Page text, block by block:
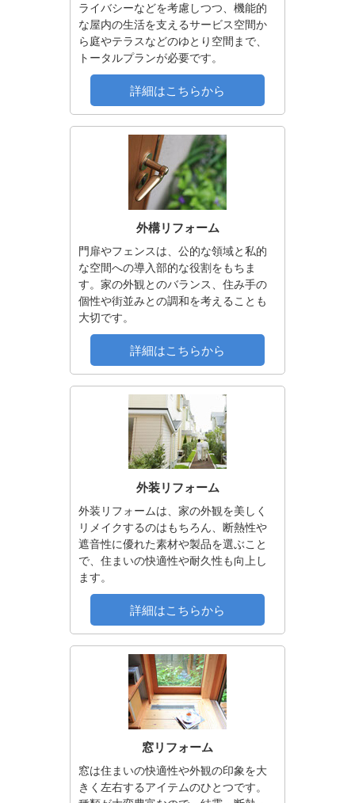
ライバシーなどを考慮しつつ、機能的
な屋内の生活を支えるサービス空間か
ら庭やテラスなどのゆとり空間まで、
トータルプランが必要です。
詳細はこちらから
外構リフォーム
門扉やフェンスは、公的な領域と私的
な空間への導入部的な役割をもちま
す。家の外観とのバランス、住み手の
個性や街並みとの調和を考えることも
大切です。
詳細はこちらから
外装リフォーム
外装リフォームは、家の外観を美しく
リメイクするのはもちろん、断熱性や
遮音性に優れた素材や製品を選ぶこと
で、住まいの快適性や耐久性も向上し
ます。
詳細はこちらから
窓リフォーム
窓は住まいの快適性や外観の印象を大
きく左右するアイテムのひとつです。